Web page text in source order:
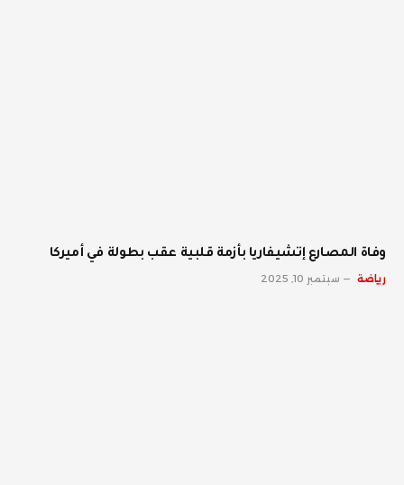
وفاة المصارع إتشيفاريا بأزمة قلبية عقب بطولة في أميركا
رياضة سبتمبر 10, 2025